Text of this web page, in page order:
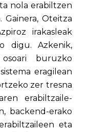
nola erabiltzen
Oteitza
irakasleak
digu. Azkenik,
buruzko
eragilean
zer tresna
erabiltzaile-
backend-erako
eta